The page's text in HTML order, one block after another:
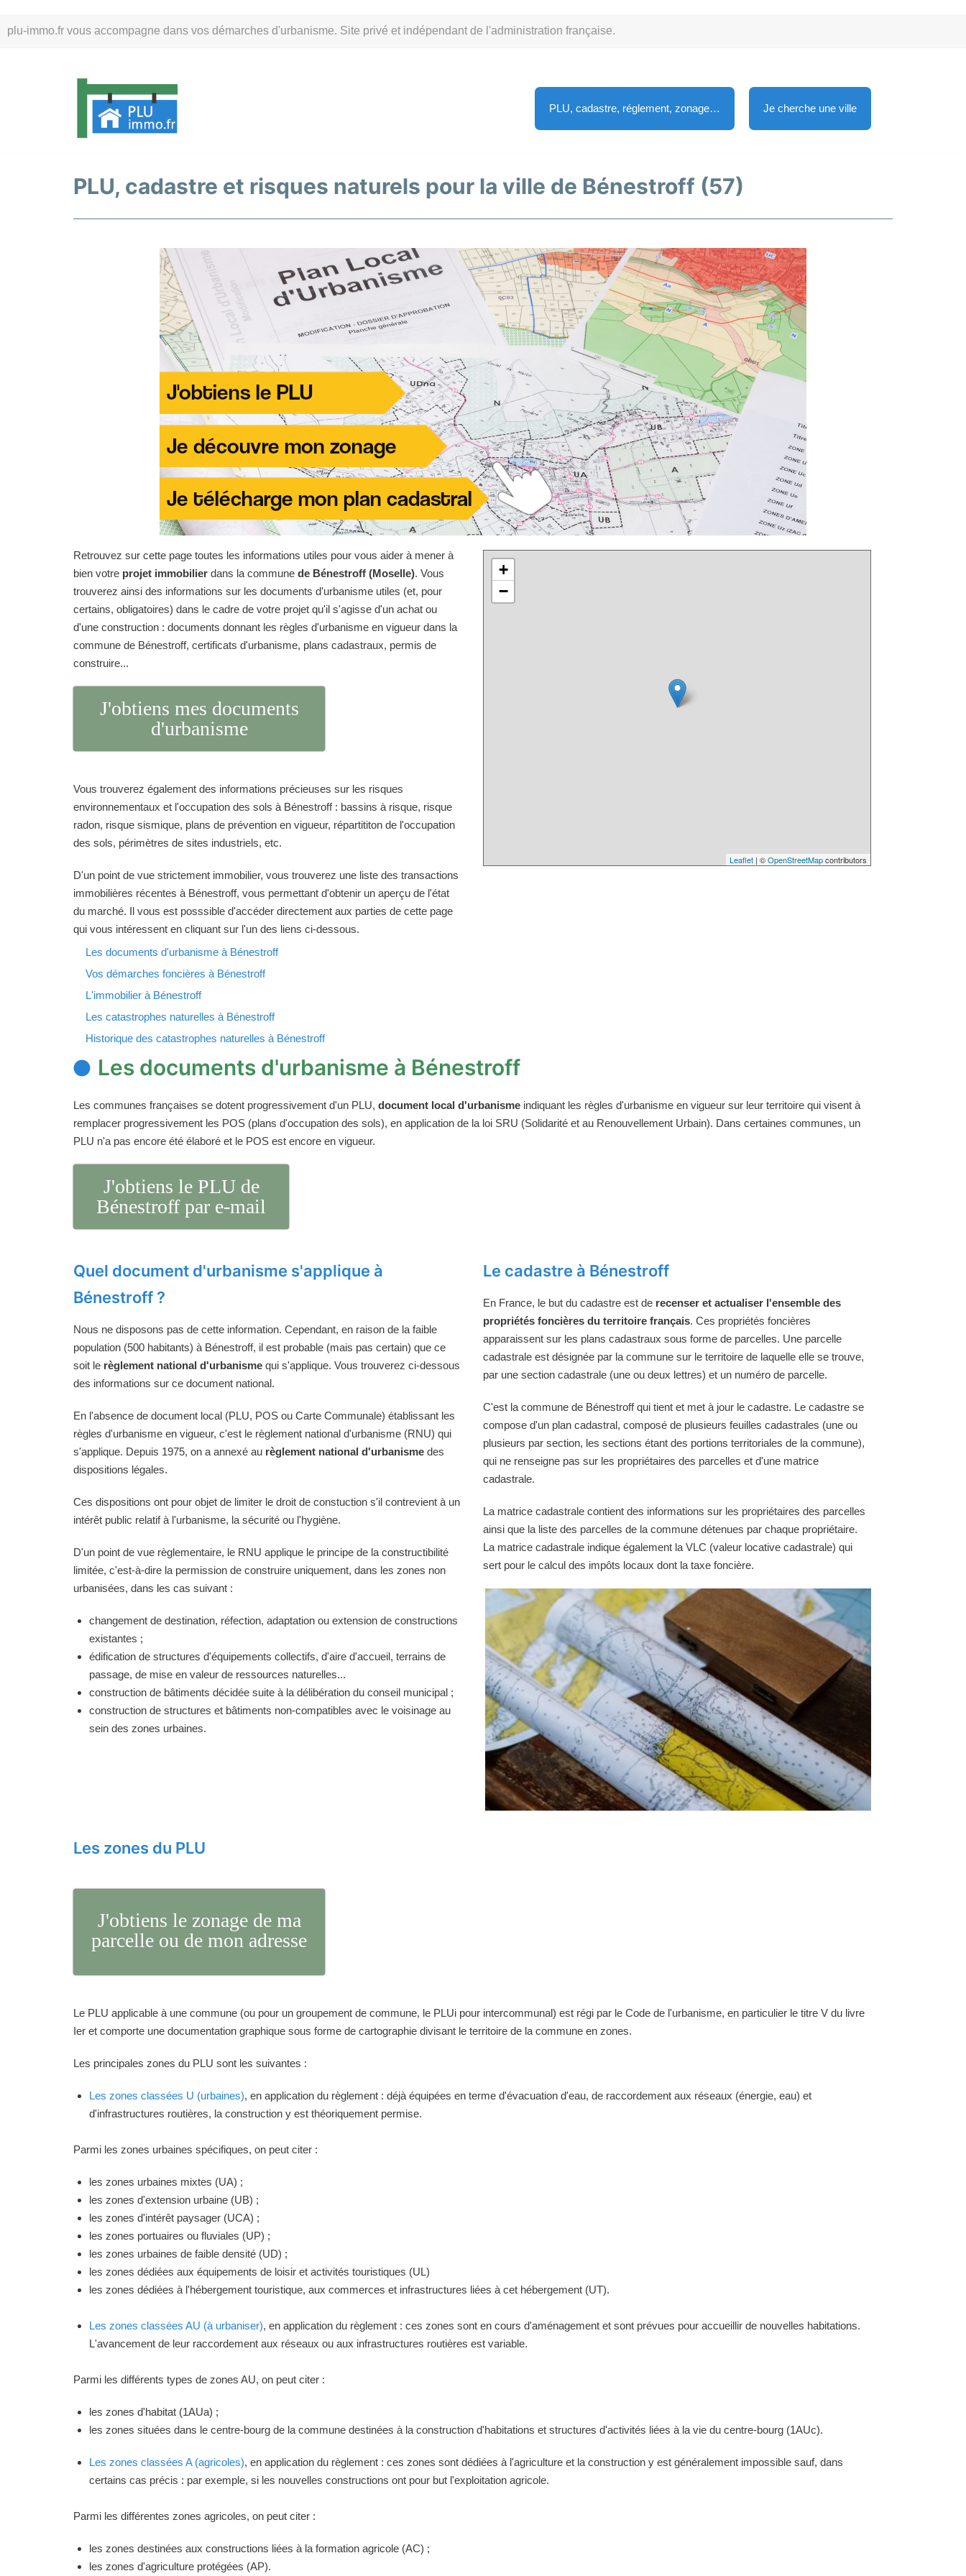
plu-immo.fr vous accompagne dans vos démarches d'urbanisme. Site privé et indépendant de l'administration française.
au
PLU, cadastre, réglement, zonage… Je cherche une ville
PLU, cadastre et risques naturels pour la ville de Bénestroff (57)
Retrouvez sur cette page toutes les informations utiles pour vous aider à mener à
bien votre projet immobilier dans la commune de Bénestroff (Moselle). Vous
trouverez ainsi des informations sur les documents d'urbanisme utiles (et, pour
certains, obligatoires) dans le cadre de votre projet qu'il s'agisse d'un achat ou
d'une construction : documents donnant les règles d'urbanisme en vigueur dans la
commune de Bénestroff, certificats d'urbanisme, plans cadastraux, permis de
construire...
J'obtiens mes documents
d'urbanisme
Vous trouverez également des informations précieuses sur les risques
environnementaux et l'occupation des sols à Bénestroff : bassins à risque, risque
radon, risque sismique, plans de prévention en vigueur, répartititon de l'occupation
des sols, périmètres de sites industriels, etc.
D'un point de vue strictement immobilier, vous trouverez une liste des transactions
immobilières récentes à Bénestroff, vous permettant d'obtenir un aperçu de l'état
du marché. Il vous est posssible d'accéder directement aux parties de cette page
qui vous intéressent en cliquant sur l'un des liens ci-dessous.
Les documents d'urbanisme à Bénestroff
Vos démarches foncières à Bénestroff
L'immobilier à Bénestroff
Les catastrophes naturelles à Bénestroff
Historique des catastrophes naturelles à Bénestroff
+
−
Leaflet | ©OpenStreetMapcontributors
Les documents d'urbanisme à Bénestroff
Les communes françaises se dotent progressivement d'un PLU, document local d'urbanisme indiquant les règles d'urbanisme en vigueur sur leur territoire qui visent à
remplacer progressivement les POS (plans d'occupation des sols), en application de la loi SRU (Solidarité et au Renouvellement Urbain). Dans certaines communes, un
PLU n'a pas encore été élaboré et le POS est encore en vigueur.
J'obtiens le PLU de
Bénestroff par e-mail
Quel document d'urbanisme s'applique à
Bénestroff ?
Nous ne disposons pas de cette information. Cependant, en raison de la faible
population (500 habitants) à Bénestroff, il est probable (mais pas certain) que ce
soit le règlement national d'urbanisme qui s'applique. Vous trouverez ci-dessous
des informations sur ce document national.
En l'absence de document local (PLU, POS ou Carte Communale) établissant les
règles d'urbanisme en vigueur, c'est le règlement national d'urbanisme (RNU) qui
s'applique. Depuis 1975, on a annexé au règlement national d'urbanisme des
dispositions légales.
Ces dispositions ont pour objet de limiter le droit de constuction s'il contrevient à un
intérêt public relatif à l'urbanisme, la sécurité ou l'hygiène.
D'un point de vue règlementaire, le RNU applique le principe de la constructibilité
limitée, c'est-à-dire la permission de construire uniquement, dans les zones non
urbanisées, dans les cas suivant :
changement de destination, réfection, adaptation ou extension de constructions
existantes ;
édification de structures d'équipements collectifs, d'aire d'accueil, terrains de
passage, de mise en valeur de ressources naturelles...
construction de bâtiments décidée suite à la délibération du conseil municipal ;
construction de structures et bâtiments non-compatibles avec le voisinage au
sein des zones urbaines.
Le cadastre à Bénestroff
En France, le but du cadastre est de recenser et actualiser l'ensemble des
propriétés foncières du territoire français. Ces propriétés foncières
apparaissent sur les plans cadastraux sous forme de parcelles. Une parcelle
cadastrale est désignée par la commune sur le territoire de laquelle elle se trouve,
par une section cadastrale (une ou deux lettres) et un numéro de parcelle.
C'est la commune de Bénestroff qui tient et met à jour le cadastre. Le cadastre se
compose d'un plan cadastral, composé de plusieurs feuilles cadastrales (une ou
plusieurs par section, les sections étant des portions territoriales de la commune),
qui ne renseigne pas sur les propriétaires des parcelles et d'une matrice
cadastrale.
La matrice cadastrale contient des informations sur les propriétaires des parcelles
ainsi que la liste des parcelles de la commune détenues par chaque propriétaire.
La matrice cadastrale indique également la VLC (valeur locative cadastrale) qui
sert pour le calcul des impôts locaux dont la taxe foncière.
Les zones du PLU
J'obtiens le zonage de ma
parcelle ou de mon adresse
Le PLU applicable à une commune (ou pour un groupement de commune, le PLUi pour intercommunal) est régi par le Code de l'urbanisme, en particulier le titre V du livre
Ier et comporte une documentation graphique sous forme de cartographie divisant le territoire de la commune en zones.
Les principales zones du PLU sont les suivantes :
Les zones classées U (urbaines), en application du règlement : déjà équipées en terme d'évacuation d'eau, de raccordement aux réseaux (énergie, eau) et
d'infrastructures routières, la construction y est théoriquement permise.
Parmi les zones urbaines spécifiques, on peut citer :
les zones urbaines mixtes (UA) ;
les zones d'extension urbaine (UB) ;
les zones d'intérêt paysager (UCA) ;
les zones portuaires ou fluviales (UP) ;
les zones urbaines de faible densité (UD) ;
les zones dédiées aux équipements de loisir et activités touristiques (UL)
les zones dédiées à l'hébergement touristique, aux commerces et infrastructures liées à cet hébergement (UT).
Les zones classées AU (à urbaniser), en application du règlement : ces zones sont en cours d'aménagement et sont prévues pour accueillir de nouvelles habitations.
L'avancement de leur raccordement aux réseaux ou aux infrastructures routières est variable.
Parmi les différents types de zones AU, on peut citer :
les zones d'habitat (1AUa) ;
les zones situées dans le centre-bourg de la commune destinées à la construction d'habitations et structures d'activités liées à la vie du centre-bourg (1AUc).
Les zones classées A (agricoles), en application du règlement : ces zones sont dédiées à l'agriculture et la construction y est généralement impossible sauf, dans
certains cas précis : par exemple, si les nouvelles constructions ont pour but l'exploitation agricole.
Parmi les différentes zones agricoles, on peut citer :
les zones destinées aux constructions liées à la formation agricole (AC) ;
les zones d'agriculture protégées (AP).